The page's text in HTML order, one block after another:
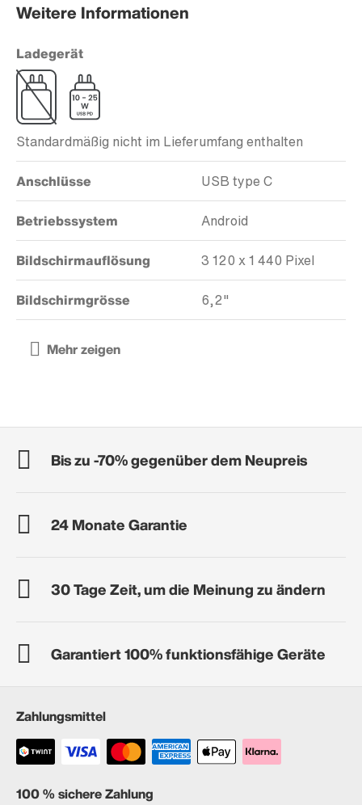
Weitere Informationen
Ladegerät
Standardmäßig nicht im Lieferumfang enthalten
Anschlüsse USB type C
Betriebssystem Android
Bildschirmauflösung 3 120 x 1 440 Pixel
Bildschirmgrösse 6,2"
Bis zu -70% gegenüber dem Neupreis
24 Monate Garantie
30 Tage Zeit, um die Meinung zu ändern
Garantiert 100% funktionsfähige Geräte
Zahlungsmittel
100 % sichere Zahlung